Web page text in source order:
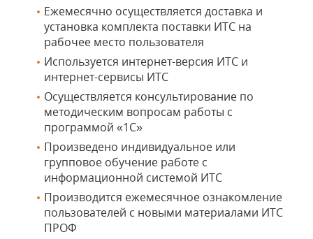
Ежемесячно осуществляется доставка и
установка комплекта поставки ИТС на
рабочее место пользователя
Используется интернет-версия ИТС и
интернет-сервисы ИТС
Осуществляется консультирование по
методическим вопросам работы с
программой «1С»
Произведено индивидуальное или
групповое обучение работе с
информационной системой ИТС
Производится ежемесячное ознакомление
пользователей с новыми материалами ИТС
ПРОФ